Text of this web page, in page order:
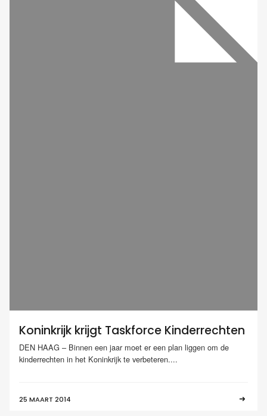
Koninkrijk krijgt Taskforce Kinderrechten
DEN HAAG – Binnen een jaar moet er een plan liggen om de
kinderrechten in het Koninkrijk te verbeteren....
25 MAART 2014